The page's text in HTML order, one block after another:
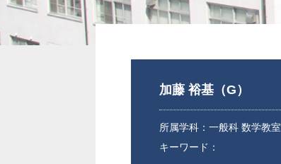
加藤 裕基（G）
所属学科：一般科 数学教室
キーワード：